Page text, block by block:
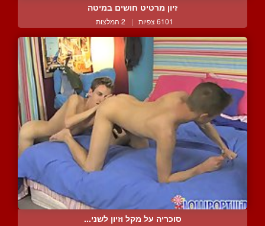
זיון מרטיט חושים במיטה
6101 צפיות | 2 המלצות
סוכריה על מקל וזיון לשני...